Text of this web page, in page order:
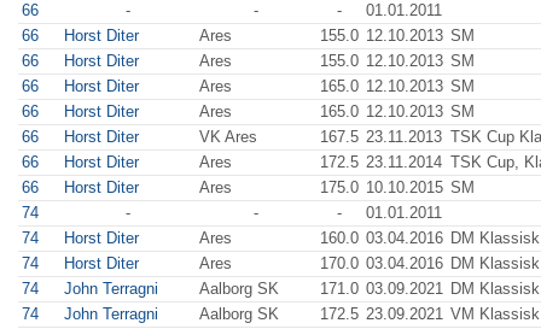
66
- - -
01.01.2011
66
Horst Diter Ares 155.0 12.10.2013 SM
66
Horst Diter Ares 155.0 12.10.2013 SM
66
Horst Diter Ares 165.0 12.10.2013 SM
66
Horst Diter Ares 165.0 12.10.2013 SM
66
Horst Diter VK Ares 167.5 23.11.2013 TSK Cup
66
Horst Diter Ares 172.5 23.11.2014 TSK Cup,
66
Horst Diter Ares 175.0 10.10.2015 SM
74
- - -
01.01.2011
74
Horst Diter Ares 160.0 03.04.2016 DM Klassisk
74
Horst Diter Ares 170.0 03.04.2016 DM Klassisk
74
John Terragni Aalborg SK 171.0 03.09.2021 DM Klassisk
74
John Terragni Aalborg SK 172.5 23.09.2021 VM Klassisk